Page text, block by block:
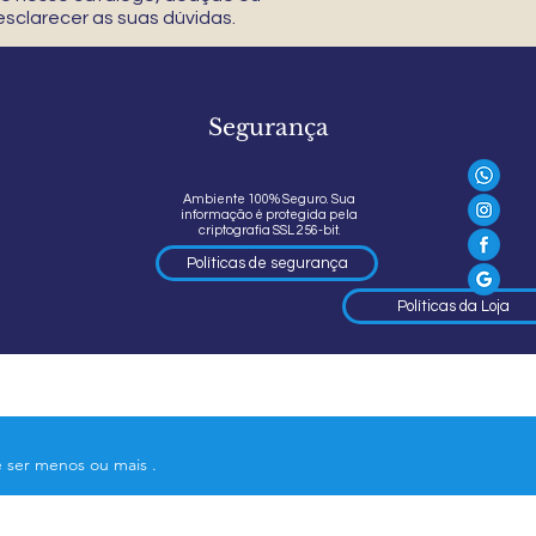
as suas dúvidas.
Segurança
Ambiente 100% Seguro. Sua
informação é protegida pela
criptografia SSL 256-bit.
Políticas de segurança
Políticas da Loja
menos ou mais .